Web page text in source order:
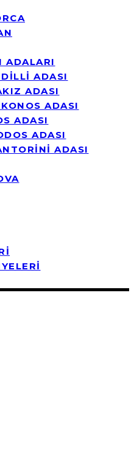
ADALARI
ADASI
ADASI
ADASI
ADASI
ADASI
ADASI